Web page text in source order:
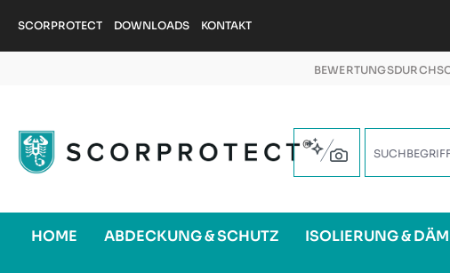
Hauptinhalt springen
Zur Suche springen
Zur Hauptnavigation springen
SCORPROTECT DOWNLOADS KONTAKT
HOME ABDECKUNG & SCHUTZ ISOLIERUNG &